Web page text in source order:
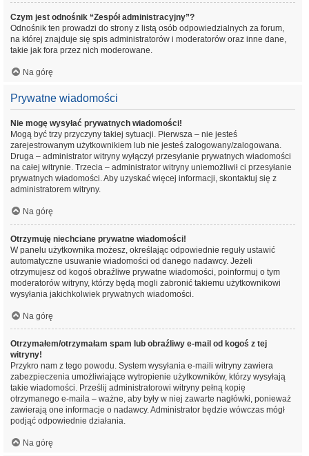
Czym jest odnośnik “Zespół administracyjny”?
Odnośnik ten prowadzi do strony z listą osób odpowiedzialnych za forum,
na której znajduje się spis administratorów i moderatorów oraz inne dane,
takie jak fora przez nich moderowane.
Na górę
Prywatne wiadomości
Nie mogę wysyłać prywatnych wiadomości!
Mogą być trzy przyczyny takiej sytuacji. Pierwsza – nie jesteś
zarejestrowanym użytkownikiem lub nie jesteś zalogowany/zalogowana.
Druga – administrator witryny wyłączył przesyłanie prywatnych wiadomości
na całej witrynie. Trzecia – administrator witryny uniemożliwił ci przesyłanie
prywatnych wiadomości. Aby uzyskać więcej informacji, skontaktuj się z
administratorem witryny.
Na górę
Otrzymuję niechciane prywatne wiadomości!
W panelu użytkownika możesz, określając odpowiednie reguły ustawić
automatyczne usuwanie wiadomości od danego nadawcy. Jeżeli
otrzymujesz od kogoś obraźliwe prywatne wiadomości, poinformuj o tym
moderatorów witryny, którzy będą mogli zabronić takiemu użytkownikowi
wysyłania jakichkolwiek prywatnych wiadomości.
Na górę
Otrzymałem/otrzymałam spam lub obraźliwy e-mail od kogoś z tej
witryny!
Przykro nam z tego powodu. System wysyłania e-maili witryny zawiera
zabezpieczenia umożliwiające wytropienie użytkowników, którzy wysyłają
takie wiadomości. Prześlij administratorowi witryny pełną kopię
otrzymanego e-maila – ważne, aby były w niej zawarte nagłówki, ponieważ
zawierają one informacje o nadawcy. Administrator będzie wówczas mógł
podjąć odpowiednie działania.
Na górę